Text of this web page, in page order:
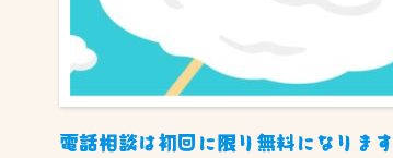
電話相談は初回に限り無料になりま